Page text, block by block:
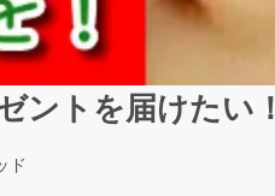
ントを届けたい！
ド